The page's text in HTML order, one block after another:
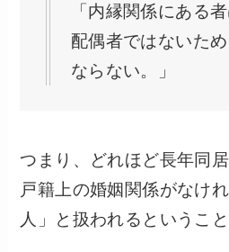
「内縁関係にある
配偶者ではないた
ならない。」
つまり、どれほど長年同居
戸籍上の婚姻関係がなけ
人」と扱われるということ